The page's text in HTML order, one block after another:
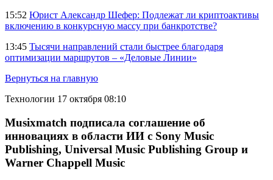
15:52 Юрист Александр Шефер: Подлежат ли криптоактивы
включению в конкурсную массу при банкротстве?
13:45 Тысячи направлений стали быстрее благодаря
оптимизации маршрутов – «Деловые Линии»
Вернуться на главную
Технологии 17 октября 08:10
Musixmatch подписала соглашение об
инновациях в области ИИ с Sony Music
Publishing, Universal Music Publishing Group и
Warner Chappell Music